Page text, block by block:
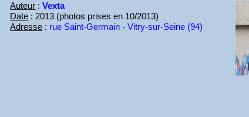
Auteur :Vexta
Date : 2013 (photos prises en 10/2013)
Adresse : rue Saint-Germain - Vitry-sur-Seine (94)